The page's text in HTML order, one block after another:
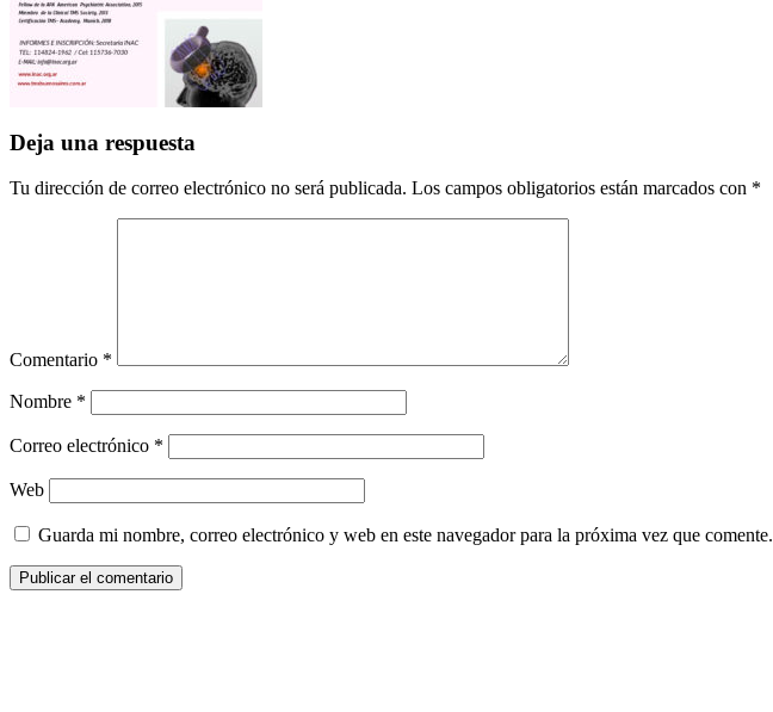
Deja una respuesta
Tu dirección de correo electrónico no será publicada. Los campos obligatorios están marcados con *
Comentario *
Nombre *
Correo electrónico *
Web
Guarda mi nombre, correo electrónico y web en este navegador para la próxima vez que comente.